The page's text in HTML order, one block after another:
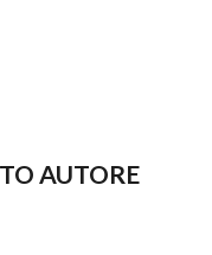
AUTORE